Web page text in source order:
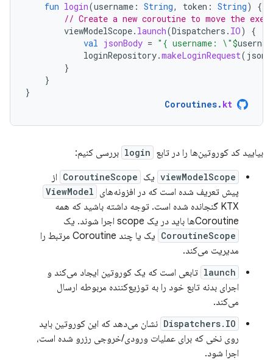
fun login(username : String, token : String)
{
// Create a new coroutine to move the
viewModelScope. launch(Dispatchers . IO)
{
val jsonBody = "{ username: \"$
loginRepository.makeLoginRequest(
}
}
}
Coroutines. kt
بیایید کد کوروتین‌ها را در تابع login بررسی کنیم:
viewModelScope یک CoroutineScope از
پیش تعریف شده است که در افزونه‌های ViewModel
KTX گنجانده شده است. توجه داشته باشید که همه
Coroutineها باید در یک scope اجرا شوند. یک
CoroutineScope
یک یا چند Coroutine مرتبط را
مدیریت می‌کند.
launch تابعی است که یک کوروتین ایجاد می‌کند و
اجرای بدنه تابع خود را به توزیع‌کننده مربوطه ارسال
می‌کند.
Dispatchers.IO نشان می‌دهد که این کوروتین باید
روی نخی که برای عملیات ورودی/خروجی رزرو شده است،
اجرا شود.